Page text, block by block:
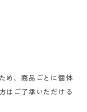
め、商品ごとに個体
はご了承いただける